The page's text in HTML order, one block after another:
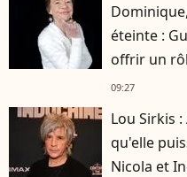
éteinte :
offrir un
Cotillard
09:27
Lou Sirkis
qu'elle
Nicola et